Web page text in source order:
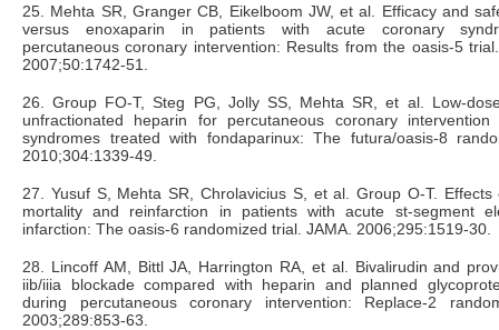
25. Mehta SR, Granger CB, Eikelboom JW, et al. Efficacy and
versus enoxaparin in patients with acute coronary
percutaneous coronary intervention: Results from the oasis-5
2007;50:1742-51.
26. Group FO-T, Steg PG, Jolly SS, Mehta SR, et al. Low-
unfractionated heparin for percutaneous coronary
syndromes treated with fondaparinux: The futura/oasis-8
2010;304:1339-49.
27. Yusuf S, Mehta SR, Chrolavicius S, et al. Group O-T.
mortality and reinfarction in patients with acute st-segment
infarction: The oasis-6 randomized trial. JAMA. 2006;295:1519-30.
28. Lincoff AM, Bittl JA, Harrington RA, et al. Bivalirudin and
iib/iiia blockade compared with heparin and planned
during percutaneous coronary intervention: Replace-2
2003;289:853-63.